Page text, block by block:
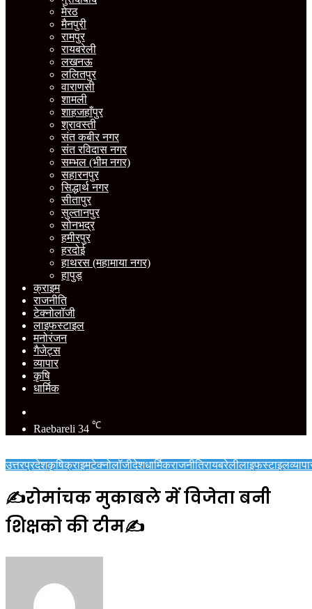
मेरठ
मैनपुरी
रामपुर
रायबरेली
लखनऊ
ललितपुर
वाराणसी
शामली
शाहजहाँपुर
श्रावस्ती
संत कबीर नगर
संत रविदास नगर
सम्भल (भीम नगर)
सहारनपुर
सिद्धार्थ नगर
सीतापुर
सुल्तानपुर
सोनभद्र
हमीरपुर
हरदोई
हाथरस (महामाया नगर)
हापुड़
क्राइम
राजनीति
टेक्नोलॉजी
लाइफस्टाइल
मनोरंजन
गैजेट्स
व्यापार
कृषि
धार्मिक
skin
Raebareli 34 ℃
उत्तरप्रदेशकृषिक्राइमटेक्नोलॉजीदेशधार्मिकराजनीतिरायबरेलीलाइफस्टाइल
✍️रोमांचक मुकाबले में विजेता बनी
शिक्षको की टीम✍️